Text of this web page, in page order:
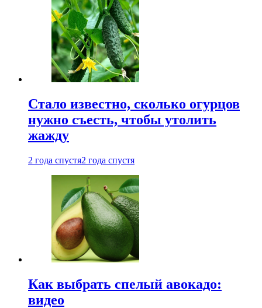
Стало известно, сколько огурцов
нужно съесть, чтобы утолить
жажду
2 года спустя2 года спустя
Как выбрать спелый авокадо:
видео